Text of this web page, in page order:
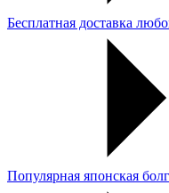
Бесплатная доставка
Популярная японская